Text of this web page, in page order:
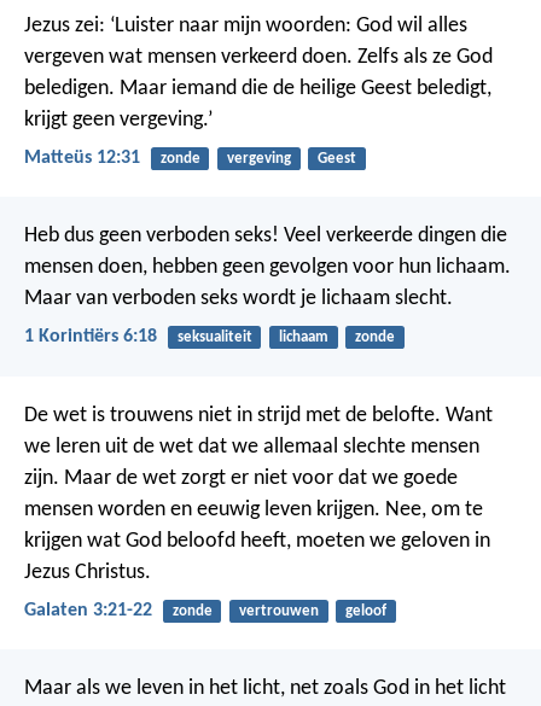
Jezus zei: ‘Luister naar mijn woorden: God wil alles
vergeven wat mensen verkeerd doen. Zelfs als ze God
beledigen. Maar iemand die de heilige Geest beledigt,
krijgt geen vergeving.’
Matteüs 12:31 zonde vergeving Geest
Heb dus geen verboden seks! Veel verkeerde dingen die
mensen doen, hebben geen gevolgen voor hun lichaam.
Maar van verboden seks wordt je lichaam slecht.
1 Korintiërs 6:18 seksualiteit lichaam zonde
De wet is trouwens niet in strijd met de belofte. Want
we leren uit de wet dat we allemaal slechte mensen
zijn. Maar de wet zorgt er niet voor dat we goede
mensen worden en eeuwig leven krijgen. Nee, om te
krijgen wat God beloofd heeft, moeten we geloven in
Jezus Christus.
Galaten 3:21-22 zonde vertrouwen geloof
Maar als we leven in het licht, net zoals God in het licht